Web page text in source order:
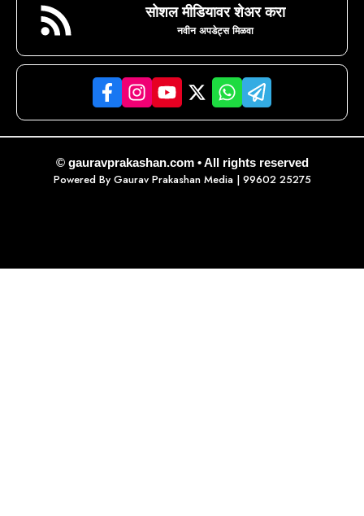
सोशल मीडियावर शेअर करा
नवीन अपडेट्स मिळवा
© gauravprakashan.com • All rights reserved
Powered By Gaurav Prakashan Media| 99602 25275